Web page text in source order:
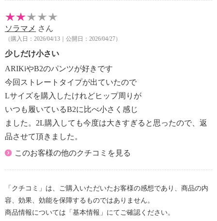
ソラマメ さん
（購入日：2026/04/13｜公開日：2026/04/27）
少しだけ小さい
ARIKiやB2のパンツが好きです
今回ストレートタイプが出ていたので
Lサイズを購入したけれどヒップ周りが
いつも履いているB2に比べ小さく感じ
ました。2L購入しても今度は大きすぎると思ったので、返
品させて頂きました。
このお客様の他のクチコミを見る
「クチコミ」は、ご購入いただいたお客様の感想であり、商品の内
容、効果、効能を保障するものではありません。
商品情報については「基本情報」にてご確認ください。